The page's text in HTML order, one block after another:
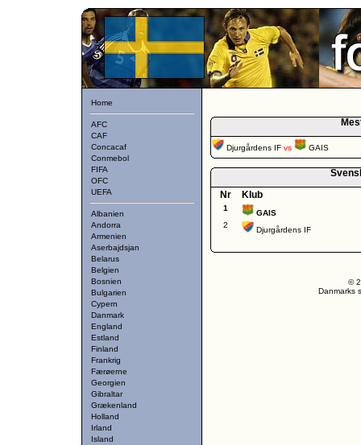
Home
AFC
CAF
Concacaf
Conmebol
FIFA
OFC
UEFA
Albanien
Andorra
Armenien
Aserbajdsjan
Belarus
Belgien
Bosnien
Bulgarien
Cypern
Danmark
England
Estland
Finland
Frankrig
Færøerne
Georgien
Gibraltar
Grækenland
Holland
Irland
Island
Djurgårdens IF vs GAIS
Nr
Klub
1
GAIS
2
Djurgårdens IF
©
Danmarks